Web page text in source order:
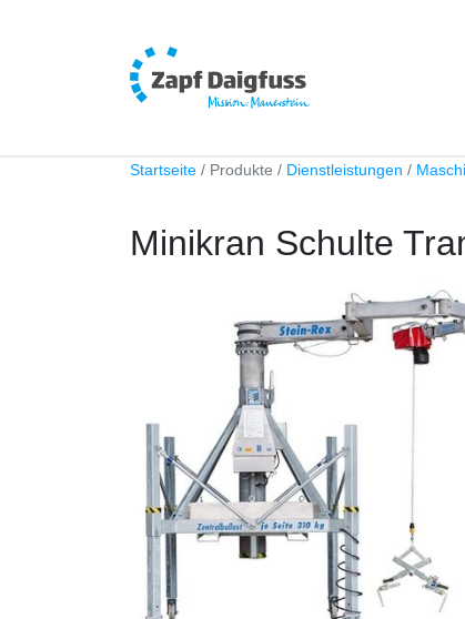
Startseite Produkte Dienstleistungen
Minikran Schulte